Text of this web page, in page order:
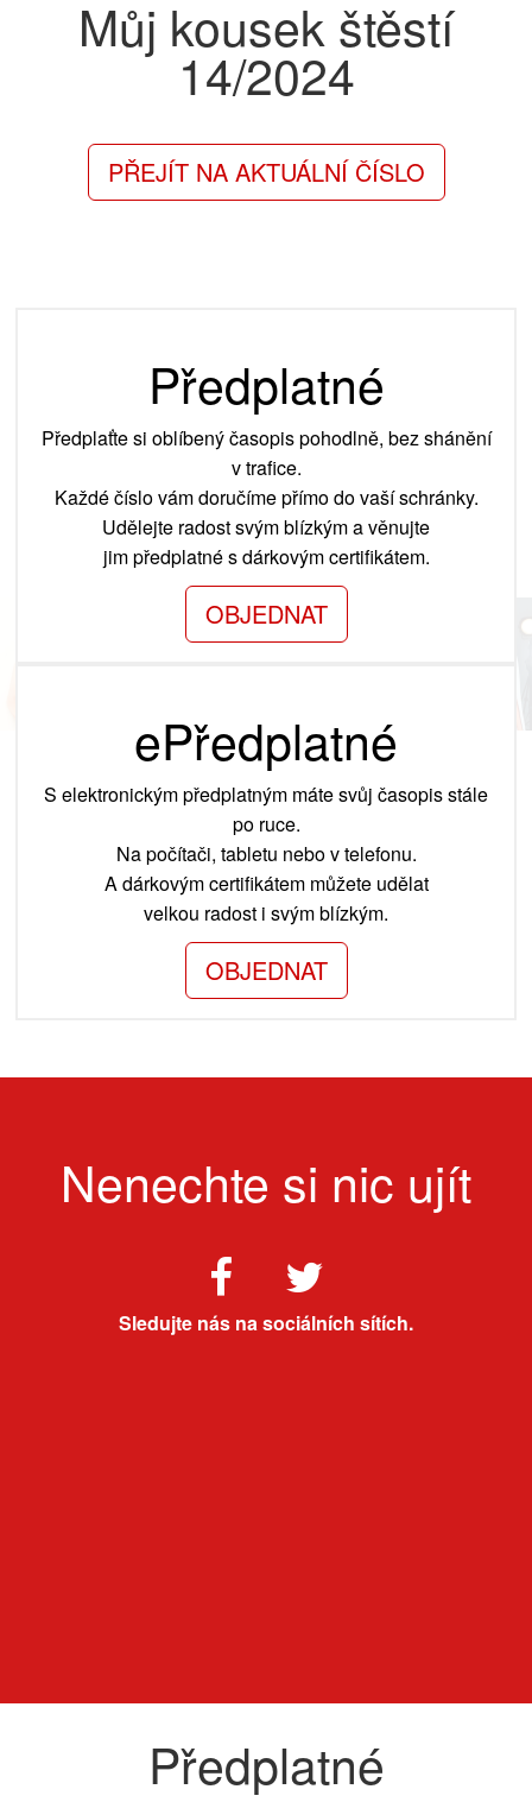
Můj kousek štěstí
14/2024
PŘEJÍT NA AKTUÁLNÍ ČÍSLO
Předplatné
Předplaťte si oblíbený časopis pohodlně, bez shánění
v trafice.
Každé číslo vám doručíme přímo do vaší schránky.
Udělejte radost svým blízkým a věnujte
jim předplatné s dárkovým certifikátem.
OBJEDNAT
ePředplatné
S elektronickým předplatným máte svůj časopis stále
po ruce.
Na počítači, tabletu nebo v telefonu.
A dárkovým certifikátem můžete udělat
velkou radost i svým blízkým.
OBJEDNAT
Nenechte si nic ujít
Sledujte nás na sociálních sítích.
Předplatné